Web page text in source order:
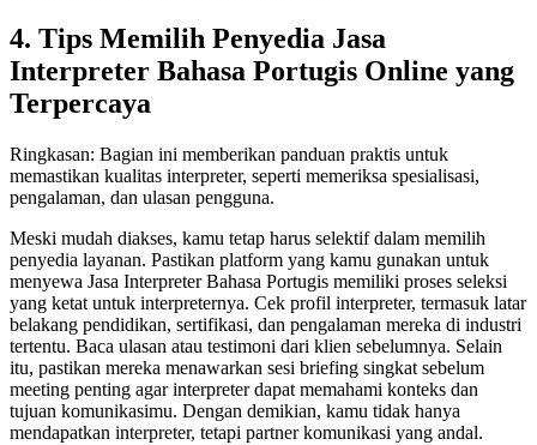
4. Tips Memilih Penyedia Jasa
Interpreter Bahasa Portugis Online yang
Terpercaya
Ringkasan: Bagian ini memberikan panduan praktis untuk
memastikan kualitas interpreter, seperti memeriksa spesialisasi,
pengalaman, dan ulasan pengguna.
Meski mudah diakses, kamu tetap harus selektif dalam memilih
penyedia layanan. Pastikan platform yang kamu gunakan untuk
menyewa Jasa Interpreter Bahasa Portugis memiliki proses seleksi
yang ketat untuk interpreternya. Cek profil interpreter, termasuk latar
belakang pendidikan, sertifikasi, dan pengalaman mereka di industri
tertentu. Baca ulasan atau testimoni dari klien sebelumnya. Selain
itu, pastikan mereka menawarkan sesi briefing singkat sebelum
meeting penting agar interpreter dapat memahami konteks dan
tujuan komunikasimu. Dengan demikian, kamu tidak hanya
mendapatkan interpreter, tetapi partner komunikasi yang andal.